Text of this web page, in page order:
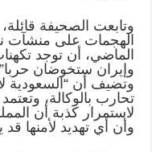
وتابعت الصحيفة
الهجمات على منشآت
الماضي، أن توجد
وإيران ستخوضان
وتضيف أن “السعودية
تحارب بالوكالة،
لاستمرار كذبة أن
وأن أي تهديد لأمنها